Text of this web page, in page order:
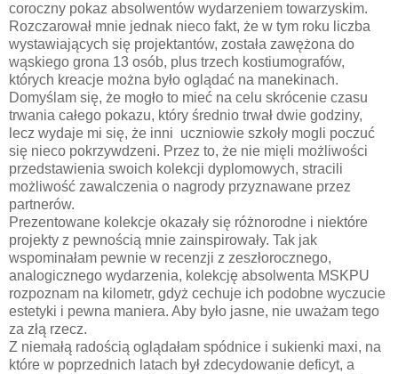
coroczny pokaz absolwentów wydarzeniem towarzyskim.
Rozczarował mnie jednak nieco fakt, że w tym roku liczba
wystawiających się projektantów, została zawężona do
wąskiego grona 13 osób, plus trzech kostiumografów,
których kreacje można było oglądać na manekinach.
Domyślam się, że mogło to mieć na celu skrócenie czasu
trwania całego pokazu, który średnio trwał dwie godziny,
lecz wydaje mi się, że inni uczniowie szkoły mogli poczuć
się nieco pokrzywdzeni. Przez to, że nie mięli możliwości
przedstawienia swoich kolekcji dyplomowych, stracili
możliwość zawalczenia o nagrody przyznawane przez
partnerów.
Prezentowane kolekcje okazały się różnorodne i niektóre
projekty z pewnością mnie zainspirowały. Tak jak
wspominałam pewnie w recenzji z zeszłorocznego,
analogicznego wydarzenia, kolekcję absolwenta MSKPU
rozpoznam na kilometr, gdyż cechuje ich podobne wyczucie
estetyki i pewna maniera. Aby było jasne, nie uważam tego
za złą rzecz.
Z niemałą radością oglądałam spódnice i sukienki maxi, na
które w poprzednich latach był zdecydowanie deficyt, a